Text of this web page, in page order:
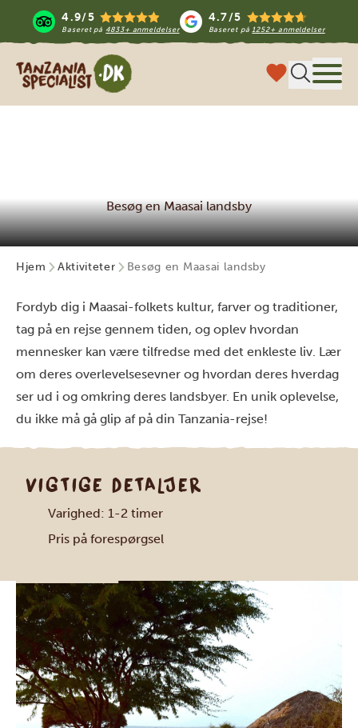
4.9/5
Baseret på 4833+ anmeldelser
4.7/5
Baseret på1252+ anmeldelser
Tanzania Specialist
Besøg en Maasai landsby
Hjem Aktiviteter Besøg en Maasai landsby
Fordyb dig i Maasai-folkets kultur, farver og traditioner,
tag på en rejse gennem tiden, og oplev hvordan
mennesker kan være tilfredse med det enkleste liv. Lær
om deres overlevelsesevner og hvordan deres hverdag
ser ud i og omkring deres landsbyer. En unik oplevelse,
du ikke må gå glip af på din Tanzania-rejse!
VIGTIGE DETALJER
Varighed: 1-2 timer
Pris på forespørgsel